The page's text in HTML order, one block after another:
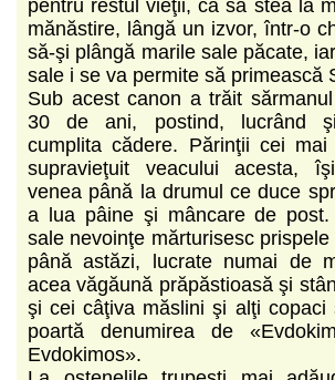
pentru restul vieţii, ca să stea la
mănăstire, lângă un izvor, într-o
să-şi plângă marile sale păcate,
sale i se va permite să primească
Sub acest canon a trăit
30 de ani, postind, lucrând şi
cumplita cădere. Părinţii cei
supravieţuit veacului acesta,
venea până la drumul ce duce
a lua pâine şi mâncare de post.
sale nevoinţe mărturisesc
până astăzi, lucrate numai de
acea văgăună prăpăstioasă şi
şi cei câţiva măslini şi alţi copaci
poartă denumirea de
Evdokimos».